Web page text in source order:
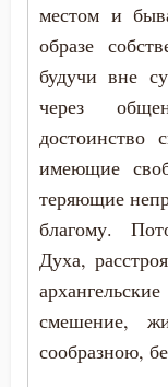
Любовь
Любовь Божия
Любомудрие
Месть
Мечта
Милостыня
местом и
образе
будучи вне
через
достоинство
имеющие
теряющие
благому.
Духа,
смешение,
сообразною,